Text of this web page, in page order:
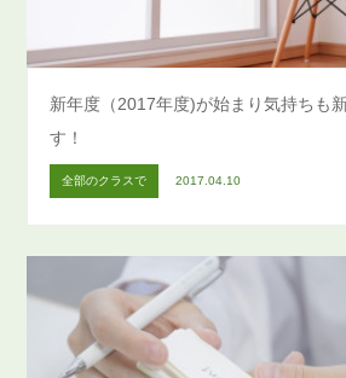
新年度（2017年度)が始まり気持ちも
す！
全部のクラスで 2017.04.10